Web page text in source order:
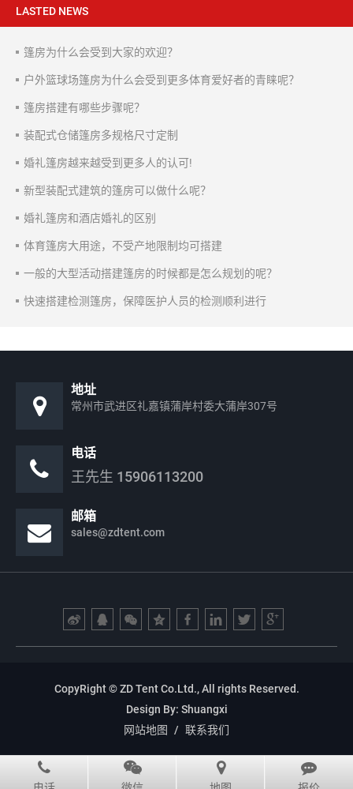
LASTED NEWS
篷房为什么会受到大家的欢迎？
户外篮球场篷房为什么会受到更多体育爱好者的青睐呢？
篷房搭建有哪些步骤呢？
装配式仓储篷房多规格尺寸定制
婚礼篷房越来越受到更多人的认可!
新型装配式建筑的篷房可以做什么呢？
婚礼篷房和酒店婚礼的区别
体育篷房大用途，不受产地限制均可搭建
一般的大型活动搭建篷房的时候都是怎么规划的呢？
快速搭建检测篷房，保障医护人员的检测顺利进行
地址
常州市武进区礼嘉镇蒲岸村委大蒲岸307号
电话
王先生 15906113200
邮箱
sales@zdtent.com
CopyRight © ZD Tent Co.Ltd., All rights Reserved.
Design By: Shuangxi
网站地图
/ 联系我们